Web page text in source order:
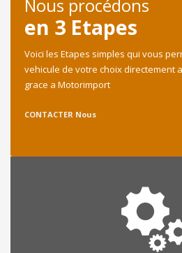
Nous procédons
en 3 Etapes
Voici les Etapes simples qui vous
vehicule de votre choix directement
grace a Motorimport
CONTACTER Nous